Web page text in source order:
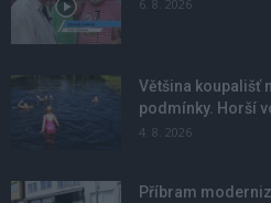
6. 8. 2026
Většina koupališť
podmínky. Horší
4. 8. 2026
Příbram